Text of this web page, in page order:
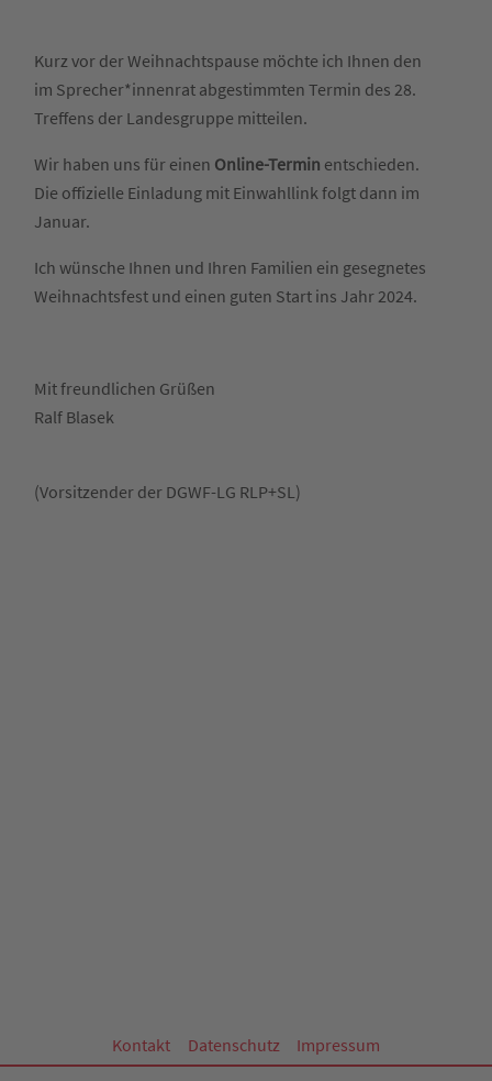
Kurz vor der Weihnachtspause möchte ich Ihnen den
im Sprecher*innenrat abgestimmten Termin des 28.
Treffens der Landesgruppe mitteilen.
Wir haben uns für einen Online-Termin entschieden.
Die offizielle Einladung mit Einwahllink folgt dann im
Januar.
Ich wünsche Ihnen und Ihren Familien ein gesegnetes
Weihnachtsfest und einen guten Start ins Jahr 2024.
Mit freundlichen Grüßen
Ralf Blasek
(Vorsitzender der DGWF-LG RLP+SL)
Kontakt Datenschutz Impressum